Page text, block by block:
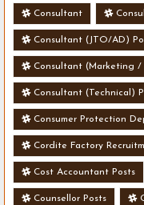
Consultant
Consultant (JTO/AD)
Consultant (Marketing /
Consultant (Technical)
Consumer Protection
Cordite Factory
Cost Accountant Posts
Counsellor Posts